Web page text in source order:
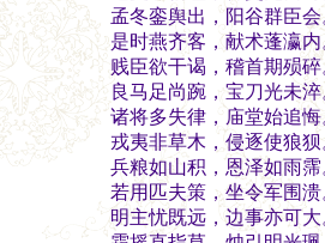
孟冬銮舆出，阳谷群臣
是时燕齐客，献术蓬瀛
贱臣欲干谒，稽首期殒
良马足尚踠，宝刀光未
诸将多失律，庙堂始追
戎夷非草木，侵逐使狼
兵粮如山积，恩泽如雨
若用匹夫策，坐令军围
明主忧既远，边事亦可